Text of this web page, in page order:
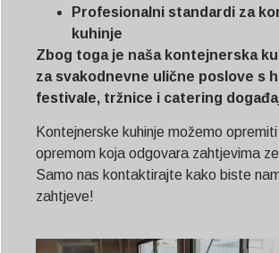
Profesionalni standardi za
kuhinje
Zbog toga je naša kontejnerska
za svakodnevne ulične poslove s
festivale, tržnice i catering
Kontejnerske kuhinje možemo
opremom koja odgovara zahtjevima
Samo nas kontaktirajte kako biste
zahtjeve!